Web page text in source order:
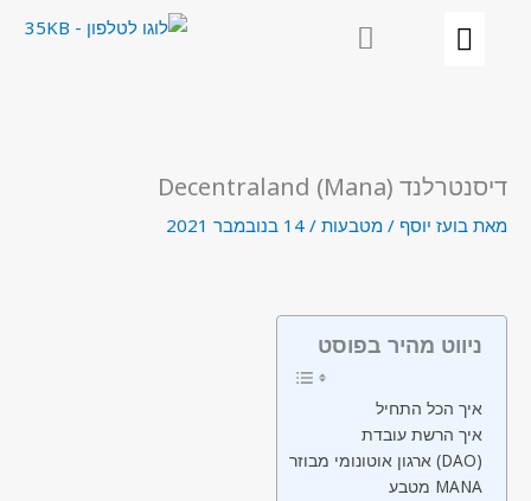
דיסנטרלנד (Mana) Decentraland
מאת בועז יוסף / מטבעות / 14 בנובמבר 2021
ניווט מהיר בפוסט
איך הכל התחיל
איך הרשת עובדת
ארגון אוטונומי מבוזר (DAO)
מטבע MANA